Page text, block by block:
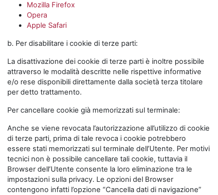
Mozilla Firefox
Opera
Apple Safari
b. Per disabilitare i cookie di terze parti:
La disattivazione dei cookie di terze parti è inoltre possibile
attraverso le modalità descritte nelle rispettive informative
e/o rese disponibili direttamente dalla società terza titolare
per detto trattamento.
Per cancellare cookie già memorizzati sul terminale:
Anche se viene revocata l’autorizzazione all’utilizzo di cookie
di terze parti, prima di tale revoca i cookie potrebbero
essere stati memorizzati sul terminale dell’Utente. Per motivi
tecnici non è possibile cancellare tali cookie, tuttavia il
Browser dell’Utente consente la loro eliminazione tra le
impostazioni sulla privacy. Le opzioni del Browser
contengono infatti l’opzione “Cancella dati di navigazione”